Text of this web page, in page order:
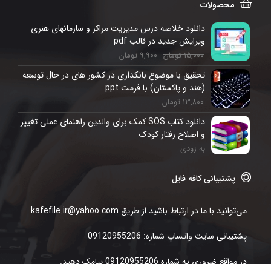
محصولات
دانلود خلاصه درس مدیریت مراکز و سازمانهای هنری
ویرایش جدید در قالب pdf
۱۵,۰۰۰تومان ۹,۹۰۰ تومان
تحقیق با موضوع بانکداری در کشور های در حال توسعه
(هند و پاکستان) با فرمت ppt
۱۳,۸۰۰ تومان
دانلود کتاب SOS کمک برای والدین راهنمای عملی تغییر
و اصلاح رفتار کودک
به زودی
پشتیبانی کافه فایل
می‌توانید با ما در ارتباط باشید از طریق kafefile.ir@yahoo.com
پشتیبانی سایت واتساپ شماره: 09120955206